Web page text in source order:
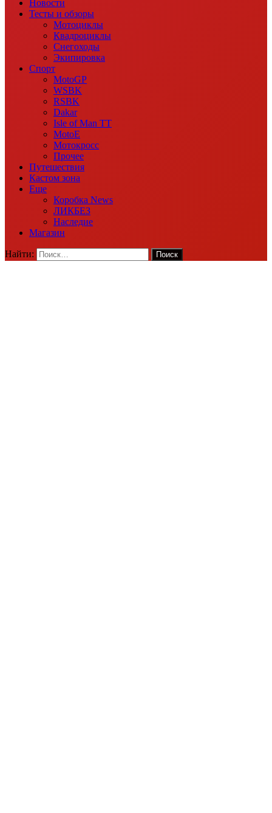
Новости
Тесты и обзоры
Мотоциклы
Квадроциклы
Снегоходы
Экипировка
Спорт
MotoGP
WSBK
RSBK
Dakar
Isle of Man TT
MotoE
Мотокросс
Прочее
Путешествия
Кастом зона
Еще
Коробка News
ЛИКБЕЗ
Наследие
Магазин
Найти: